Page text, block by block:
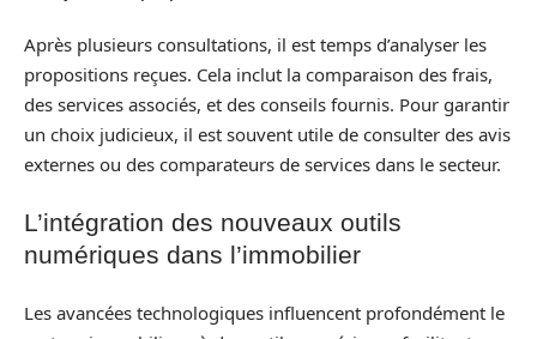
Après plusieurs consultations, il est temps d’analyser les
propositions reçues. Cela inclut la comparaison des frais,
des services associés, et des conseils fournis. Pour garantir
un choix judicieux, il est souvent utile de consulter des avis
externes ou des comparateurs de services dans le secteur.
L’intégration des nouveaux outils
numériques dans l’immobilier
Les avancées technologiques influencent profondément le